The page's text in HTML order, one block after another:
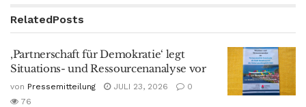
RelatedPosts
‚Partnerschaft für Demokratie‘ legt
Situations- und Ressourcenanalyse vor
von Pressemitteilung JULI 23, 2026
0
76